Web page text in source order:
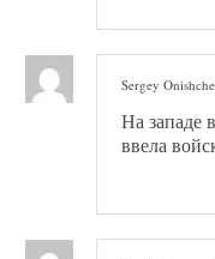
Sergey
На западе
ввела